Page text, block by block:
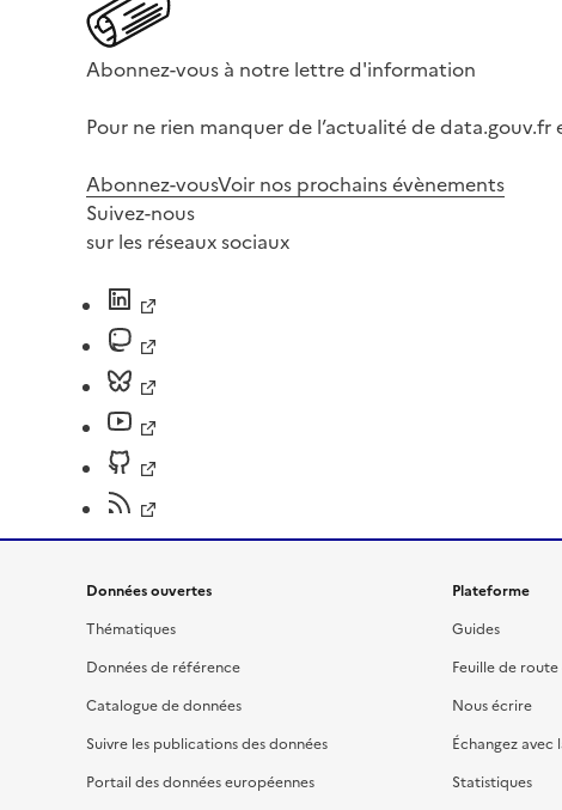
Abonnez-vous à notre lettre d'information
Pour ne rien manquer de l’actualité de
Abonnez-vousVoir nos prochains évènements
Suivez-nous
sur les réseaux sociaux
Données ouvertes
Thématiques
Données de référence
Catalogue de données
Suivre les publications des données
Portail des données européennes
Plateforme
Guides
Feuille de
Nous écrire
Échangez
Statistiques